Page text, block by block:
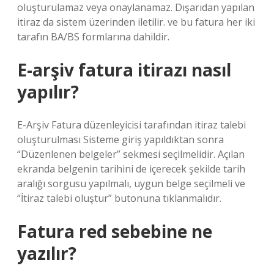
oluşturulamaz veya onaylanamaz. Dışarıdan yapılan
itiraz da sistem üzerinden iletilir. ve bu fatura her iki
tarafın BA/BS formlarına dahildir.
E-arşiv fatura itirazı nasıl
yapılır?
E-Arşiv Fatura düzenleyicisi tarafından itiraz talebi
oluşturulması Sisteme giriş yapıldıktan sonra
“Düzenlenen belgeler” sekmesi seçilmelidir. Açılan
ekranda belgenin tarihini de içerecek şekilde tarih
aralığı sorgusu yapılmalı, uygun belge seçilmeli ve
“İtiraz talebi oluştur” butonuna tıklanmalıdır.
Fatura red sebebine ne
yazılır?